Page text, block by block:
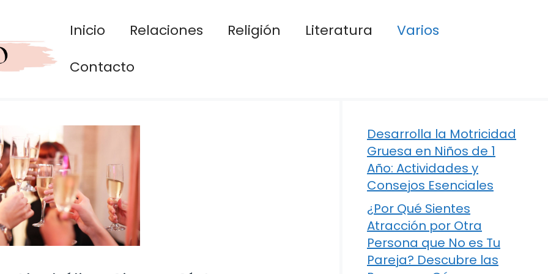
Inicio Relaciones Religión Literatura
Varios
Contacto
Desarrolla la Motricidad
Gruesa en Niños de 1
Año: Actividades y
Consejos Esenciales
¿Por Qué Sientes
Atracción por Otra
Persona que No es Tu
Pareja? Descubre las